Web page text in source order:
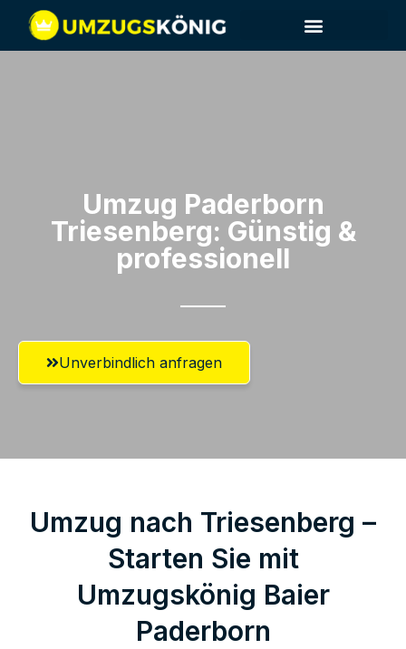
Umzug Paderborn​
Triesenberg: Günstig &
professionell​
Unverbindlich anfragen
Umzug nach Triesenberg –
Starten Sie mit
Umzugskönig Baier
Paderborn